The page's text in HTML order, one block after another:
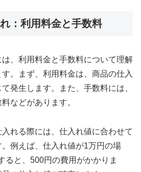
：利用料金と手数料
、利用料金と手数料について理解
。まず、利用料金は、商品の仕入
発生します。また、手数料には、
などがあります。
れる際には、仕入れ値に合わせて
例えば、仕入れ値が1万円の場
ると、500円の費用がかかりま